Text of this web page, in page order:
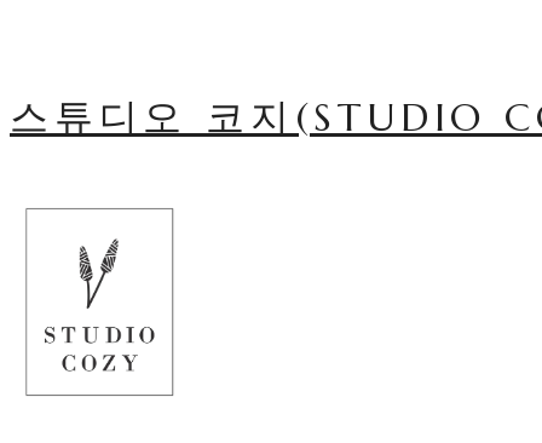
스튜디오 코지(STUDIO